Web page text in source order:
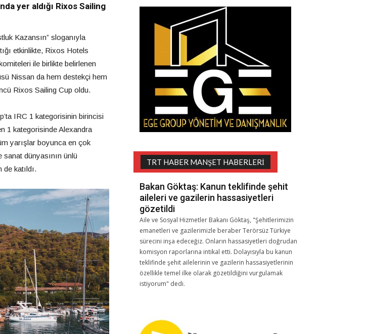
yer aldığı Rixos Sailing
Kazansın” sloganıyla
etkinlikte, Rixos Hotels
ile birlikte belirlenen
Nissan da hem destekçi hem
Rixos Sailing Cup oldu.
IRC 1 kategorisinin birincisi
1 kategorisinde Alexandra
yarışlar boyunca en çok
dünyasının ünlü
katıldı.
TRT HABER MANŞET HABERLERI
Bakan Göktaş: Kanun teklifinde şehit
aileleri ve gazilerin hassasiyetleri
gözetildi
Aile ve Sosyal Hizmetler Bakanı Göktaş, "Şehitlerimizin
emanetleri ve gazilerimizle beraber Terörsüz Türkiye
sürecini inşa edeceğiz. Onların hassasiyetleri doğrudan
komisyon raporlarına intikal etti. Dolayısıyla bu kanun
teklifinde şehit ailelerinin ve gazilerin hassasiyetlerinin
özellikle temel ilke olarak gözetildiğini vurgulamak
istiyorum" dedi.